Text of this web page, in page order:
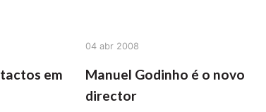
em
04 abr 2008
Manuel Godinho é o novo
director